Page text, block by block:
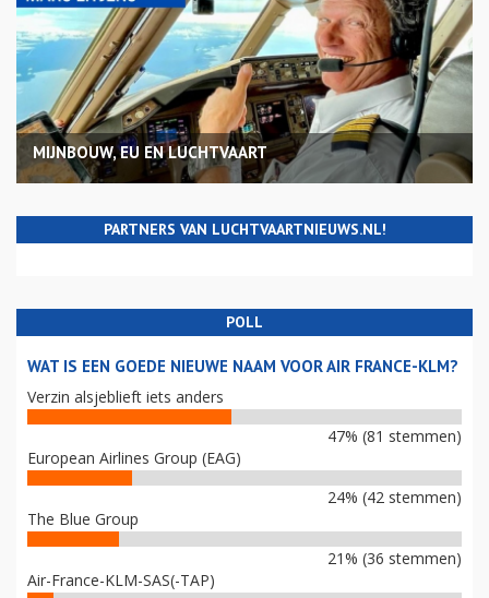
MIJNBOUW, EU EN LUCHTVAART
PARTNERS VAN LUCHTVAARTNIEUWS.NL!
POLL
WAT IS EEN GOEDE NIEUWE NAAM VOOR AIR FRANCE-KLM?
Verzin alsjeblieft iets anders
47% (81 stemmen)
European Airlines Group (EAG)
24% (42 stemmen)
The Blue Group
21% (36 stemmen)
Air-France-KLM-SAS(-TAP)